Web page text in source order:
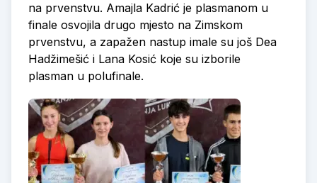
na prvenstvu. Amajla Kadrić je plasmanom u
finale osvojila drugo mjesto na Zimskom
prvenstvu, a zapažen nastup imale su još Dea
Hadžimešić i Lana Kosić koje su izborile
plasman u polufinale.